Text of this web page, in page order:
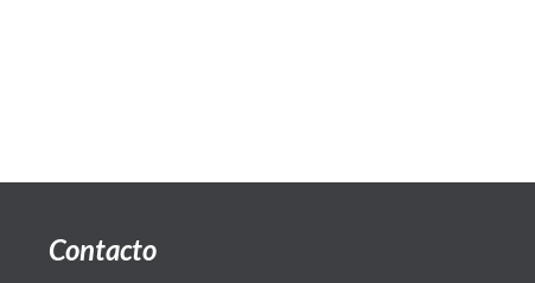
Contacto